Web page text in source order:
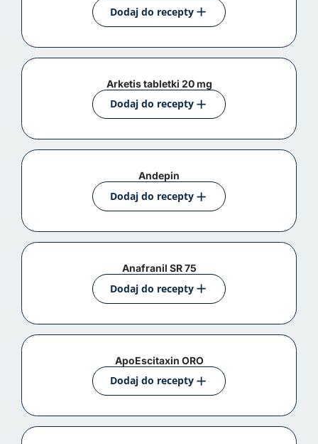
Dodaj do recepty
Arketis tabletki 20 mg
Dodaj do recepty
Andepin
Dodaj do recepty
Anafranil SR 75
Dodaj do recepty
ApoEscitaxin ORO
Dodaj do recepty